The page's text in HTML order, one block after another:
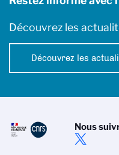
Découvrez les
Découvrez les
Nous